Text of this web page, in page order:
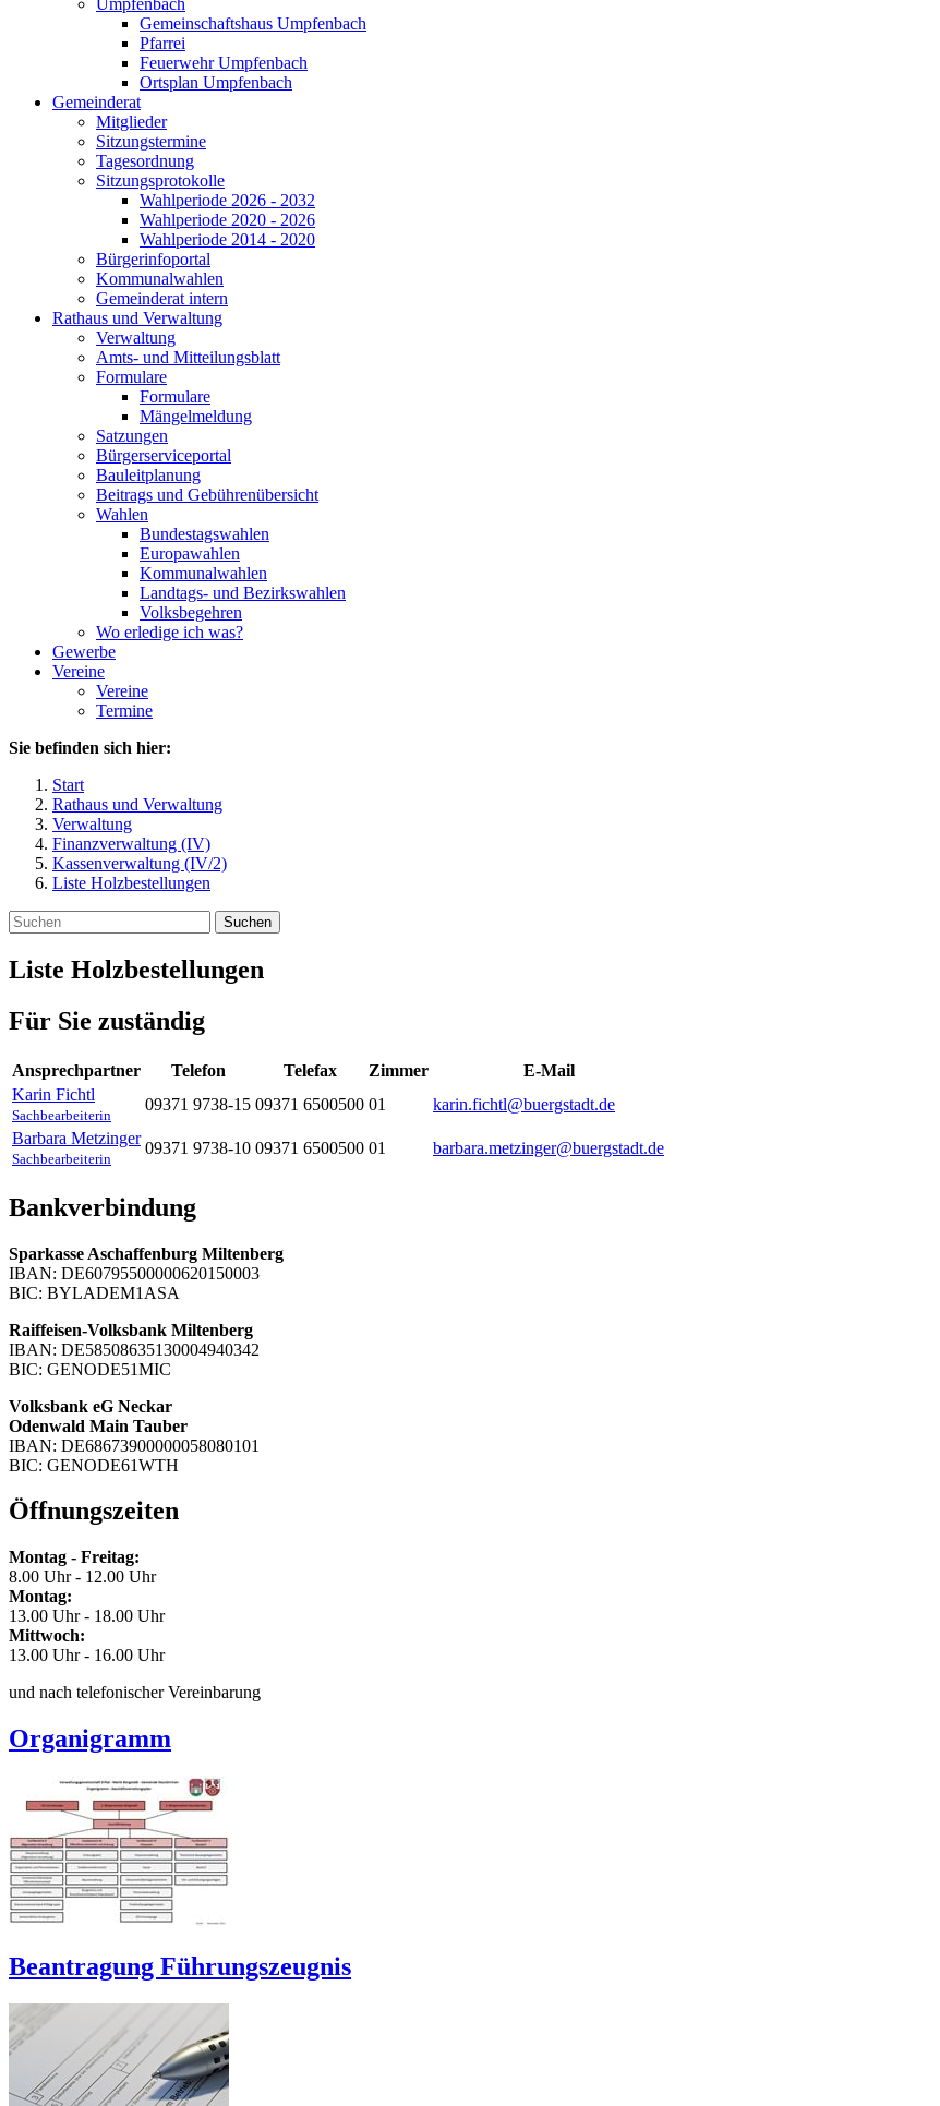
Umpfenbach
Gemeinschaftshaus Umpfenbach
Pfarrei
Feuerwehr Umpfenbach
Ortsplan Umpfenbach
Gemeinderat
Mitglieder
Sitzungstermine
Tagesordnung
Sitzungsprotokolle
Wahlperiode 2026 - 2032
Wahlperiode 2020 - 2026
Wahlperiode 2014 - 2020
Bürgerinfoportal
Kommunalwahlen
Gemeinderat intern
Rathaus und Verwaltung
Verwaltung
Amts- und Mitteilungsblatt
Formulare
Formulare
Mängelmeldung
Satzungen
Bürgerserviceportal
Bauleitplanung
Beitrags und Gebührenübersicht
Wahlen
Bundestagswahlen
Europawahlen
Kommunalwahlen
Landtags- und Bezirkswahlen
Volksbegehren
Wo erledige ich was?
Gewerbe
Vereine
Vereine
Termine
Sie befinden sich hier:
Start
Rathaus und Verwaltung
Verwaltung
Finanzverwaltung (IV)
Kassenverwaltung (IV/2)
Liste Holzbestellungen
Suchen
Liste Holzbestellungen
Für Sie zuständig
Ansprechpartner Telefon Telefax Zimmer
E-Mail
Karin Fichtl
Sachbearbeiterin
09371 9738-15 09371 6500500 01
karin.fichtl@buergstadt.de
Barbara Metzinger
Sachbearbeiterin
09371 9738-10 09371 6500500 01 barbara.metzinger@buergstadt.de
Bankverbindung
Sparkasse Aschaffenburg Miltenberg
IBAN: DE60795500000620150003
BIC: BYLADEM1ASA
Raiffeisen-Volksbank Miltenberg
IBAN: DE58508635130004940342
BIC: GENODE51MIC
Volksbank eG Neckar
Odenwald Main Tauber
IBAN: DE68673900000058080101
BIC: GENODE61WTH
Öffnungszeiten
Montag - Freitag:
8.00 Uhr - 12.00 Uhr
Montag:
13.00 Uhr - 18.00 Uhr
Mittwoch:
13.00 Uhr - 16.00 Uhr
und nach telefonischer Vereinbarung
Organigramm
Beantragung Führungszeugnis